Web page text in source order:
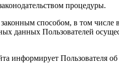
процедуры.
способом, в том
данных Пользователей
информирует Пользователя